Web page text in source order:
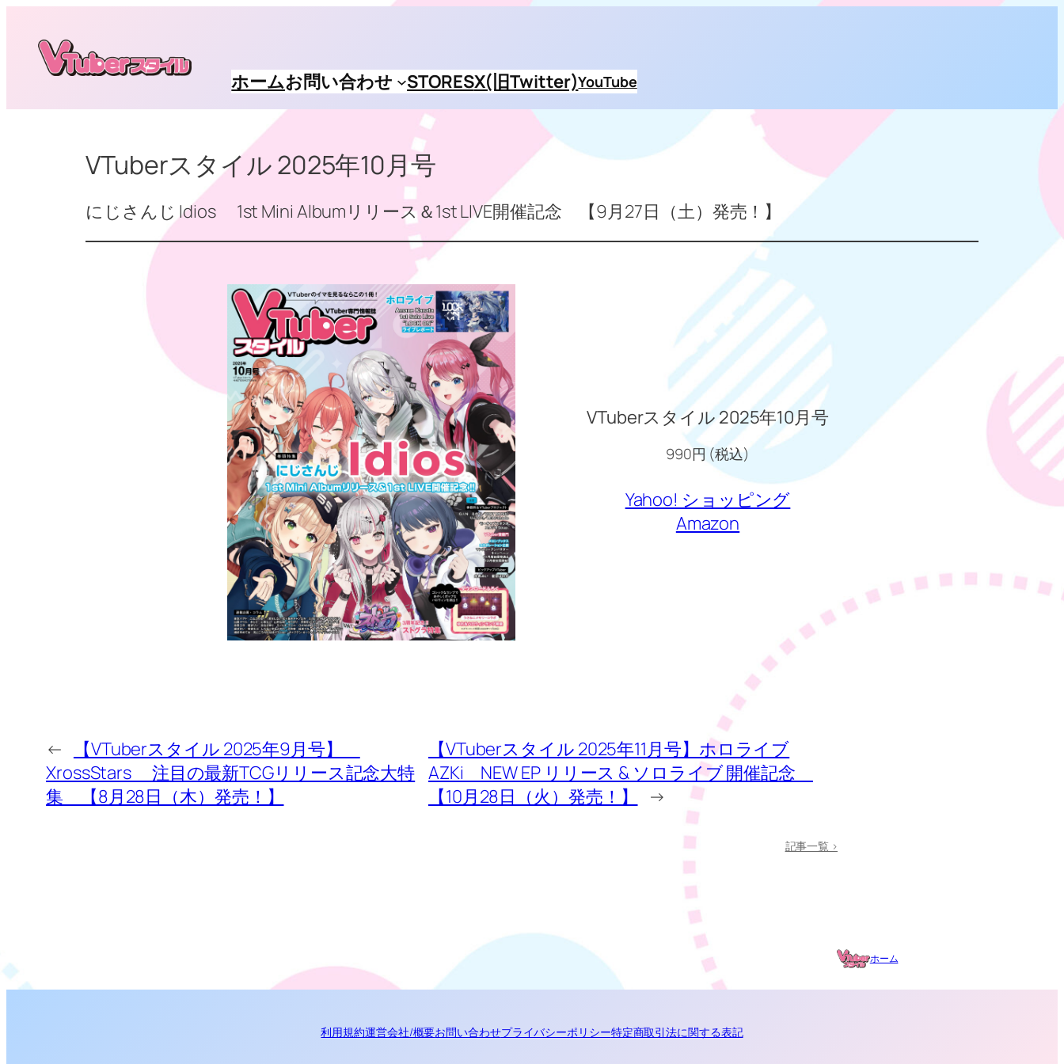
キ
ホームお問い合わせ STORESX(旧Twitter)YouTube
VTuberスタイル 2025年10月号
にじさんじ Idios 1st Mini Albumリリース＆1st LIVE開催記念 【9月27日（土）発売！】
VTuberスタイル 2025年10月号
990円 (税込)
Yahoo! ショッピング
Amazon
←
【VTuberスタイル 2025年9月号】
XrossStars 注目の最新TCGリリース記念大特
集 【8月28日（木）発売！】
【VTuberスタイル 2025年11月号】ホロライブ
AZKi NEW EP リリース & ソロライブ 開催記念
【10月28日（火）発売！】
→
記事一覧 >
ホーム
利用規約運営会社/概要お問い合わせプライバシーポリシー特定商取引法に関する表記